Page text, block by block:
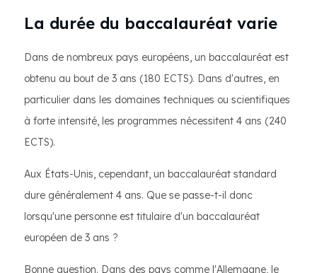
La durée du baccalauréat varie
Dans de nombreux pays européens, un baccalauréat est
obtenu au bout de 3 ans (180 ECTS). Dans d'autres, en
particulier dans les domaines techniques ou scientifiques
à forte intensité, les programmes nécessitent 4 ans (240
ECTS).
Aux États-Unis, cependant, un baccalauréat standard
dure généralement 4 ans. Que se passe-t-il donc
lorsqu'une personne est titulaire d'un baccalauréat
européen de 3 ans ?
Bonne question. Dans des pays comme l'Allemagne, le